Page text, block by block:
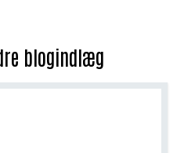
blogindlæg